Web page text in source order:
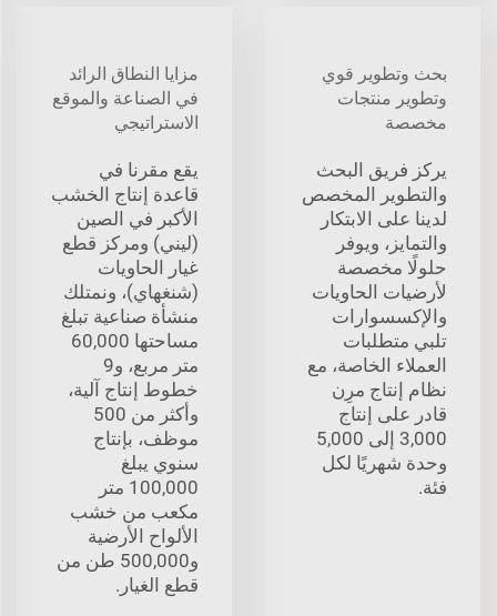
بحث وتطوير قوي
وتطوير منتجات
مخصصة
يركز فريق البحث
والتطوير المخصص
لدينا على الابتكار
والتمايز، ويوفر
حلولًا مخصصة
لأرضيات الحاويات
والإكسسوارات
تلبي متطلبات
العملاء الخاصة، مع
نظام إنتاج مرِن
قادر على إنتاج
3,000 إلى 5,000
وحدة شهريًا لكل
فئة.
مزايا النطاق الرائد
في الصناعة والموقع
الاستراتيجي
يقع مقرنا في
قاعدة إنتاج الخشب
الأكبر في الصين
(ليني) ومركز قطع
غيار الحاويات
(شنغهاي)، ونمتلك
منشأة صناعية تبلغ
مساحتها 60,000
متر مربع، و9
خطوط إنتاج آلية،
وأكثر من 500
موظف، بإنتاج
سنوي يبلغ
100,000 متر
مكعب من خشب
الألواح الأرضية
و500,000 طن من
قطع الغيار.